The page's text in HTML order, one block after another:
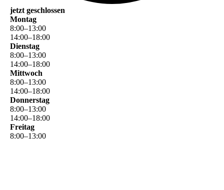
jetzt geschlossen
Montag
8:00–13:00
14:00–18:00
Dienstag
8:00–13:00
14:00–18:00
Mittwoch
8:00–13:00
14:00–18:00
Donnerstag
8:00–13:00
14:00–18:00
Freitag
8:00–13:00